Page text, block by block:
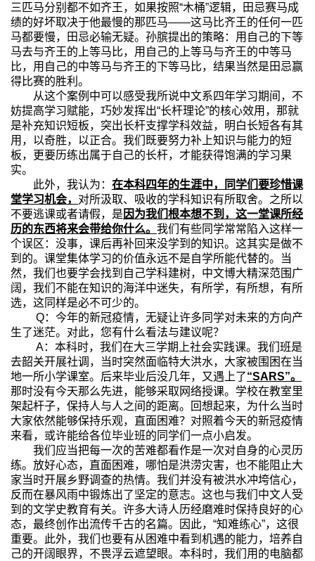
三匹马分别都不如齐王，如果按照“木桶”逻辑，田忌赛马成
绩的好坏取决于他最慢的那匹马——这马比齐王的任何一匹
马都要慢，田忌必输无疑。孙膑提出的策略：用自己的下等
马去与齐王的上等马比，用自己的上等马与齐王的中等马
比，用自己的中等马与齐王的下等马比，结果当然是田忌赢
得比赛的胜利。
从这个案例中可以感受我所说中文系四年学习期间，不
妨提高学习赋能，巧妙发挥出“长杆理论”的核心效用，那就
是补充知识短板，突出长杆支撑学科效益，明白长短各有其
用，以奇胜，以正合。我们既要努力补上知识与能力的短
板，更要历练出属于自己的长杆，才能获得饱满的学习果
实。
此外，我认为： 在本科四年的生涯中，同学们要珍惜课
堂学习机会， 对所汲取、吸收的学科知识有所取舍。之所以
不要逃课或者请假，是 因为我们根本想不到，这一堂课所经
历的东西将来会带给你什么。 我们有些同学常常陷入这样一
个误区：没事，课后再补回来没学到的知识。这其实是做不
到的。课堂集体学习的价值永远不是自学所能代替的。当
然，我们也要学会找到自己学科建树，中文博大精深范围广
阔，我们不能在知识的海洋中迷失，有所学，有所想，有所
选，这同样是必不可少的。
Q：今年的新冠疫情，无疑让许多同学对未来的方向产
生了迷茫。对此，您有什么看法与建议呢？
A：本科时，我们在大三学期上社会实践课。我们班是
去韶关开展社调，当时突然面临特大洪水，大家被围困在当
地一所小学课室。后来毕业后没几年，又遇上了“SARS”。
那时没有今天那么先进，能够采取网络授课。学校在教室里
架起杆子，保持人与人之间的距离。回想起来，为什么当时
大家依然能够保持乐观，直面困难？对照着今天的新冠疫情
来看，或许能给各位毕业班的同学们一点小启发。
我们应当把每一次的苦难都看作是一次对自身的心灵历
练。放好心态，直面困难，哪怕是洪涝灾害，也不能阻止大
家当时开展乡野调查的热情。我们并没有被洪水冲垮信心，
反而在暴风雨中锻炼出了坚定的意志。这也与我们中文人受
到的文学史教育有关。许多大诗人历经磨难时保持良好的心
态，最终创作出流传千古的名篇。因此，“知难练心”，这很
重要。此外，我们也要有从困难中看到机遇的能力，培养自
己的开阔眼界，不畏浮云遮望眼。本科时，我们用的电脑都